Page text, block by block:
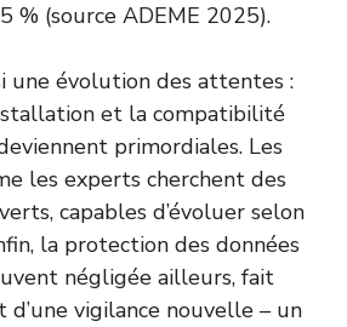
% (source ADEME 2025).
une évolution des attentes :
et la compatibilité
primordiales. Les
les experts cherchent des
capables d’évoluer selon
la protection des données
négligée ailleurs, fait
d’une vigilance nouvelle – un